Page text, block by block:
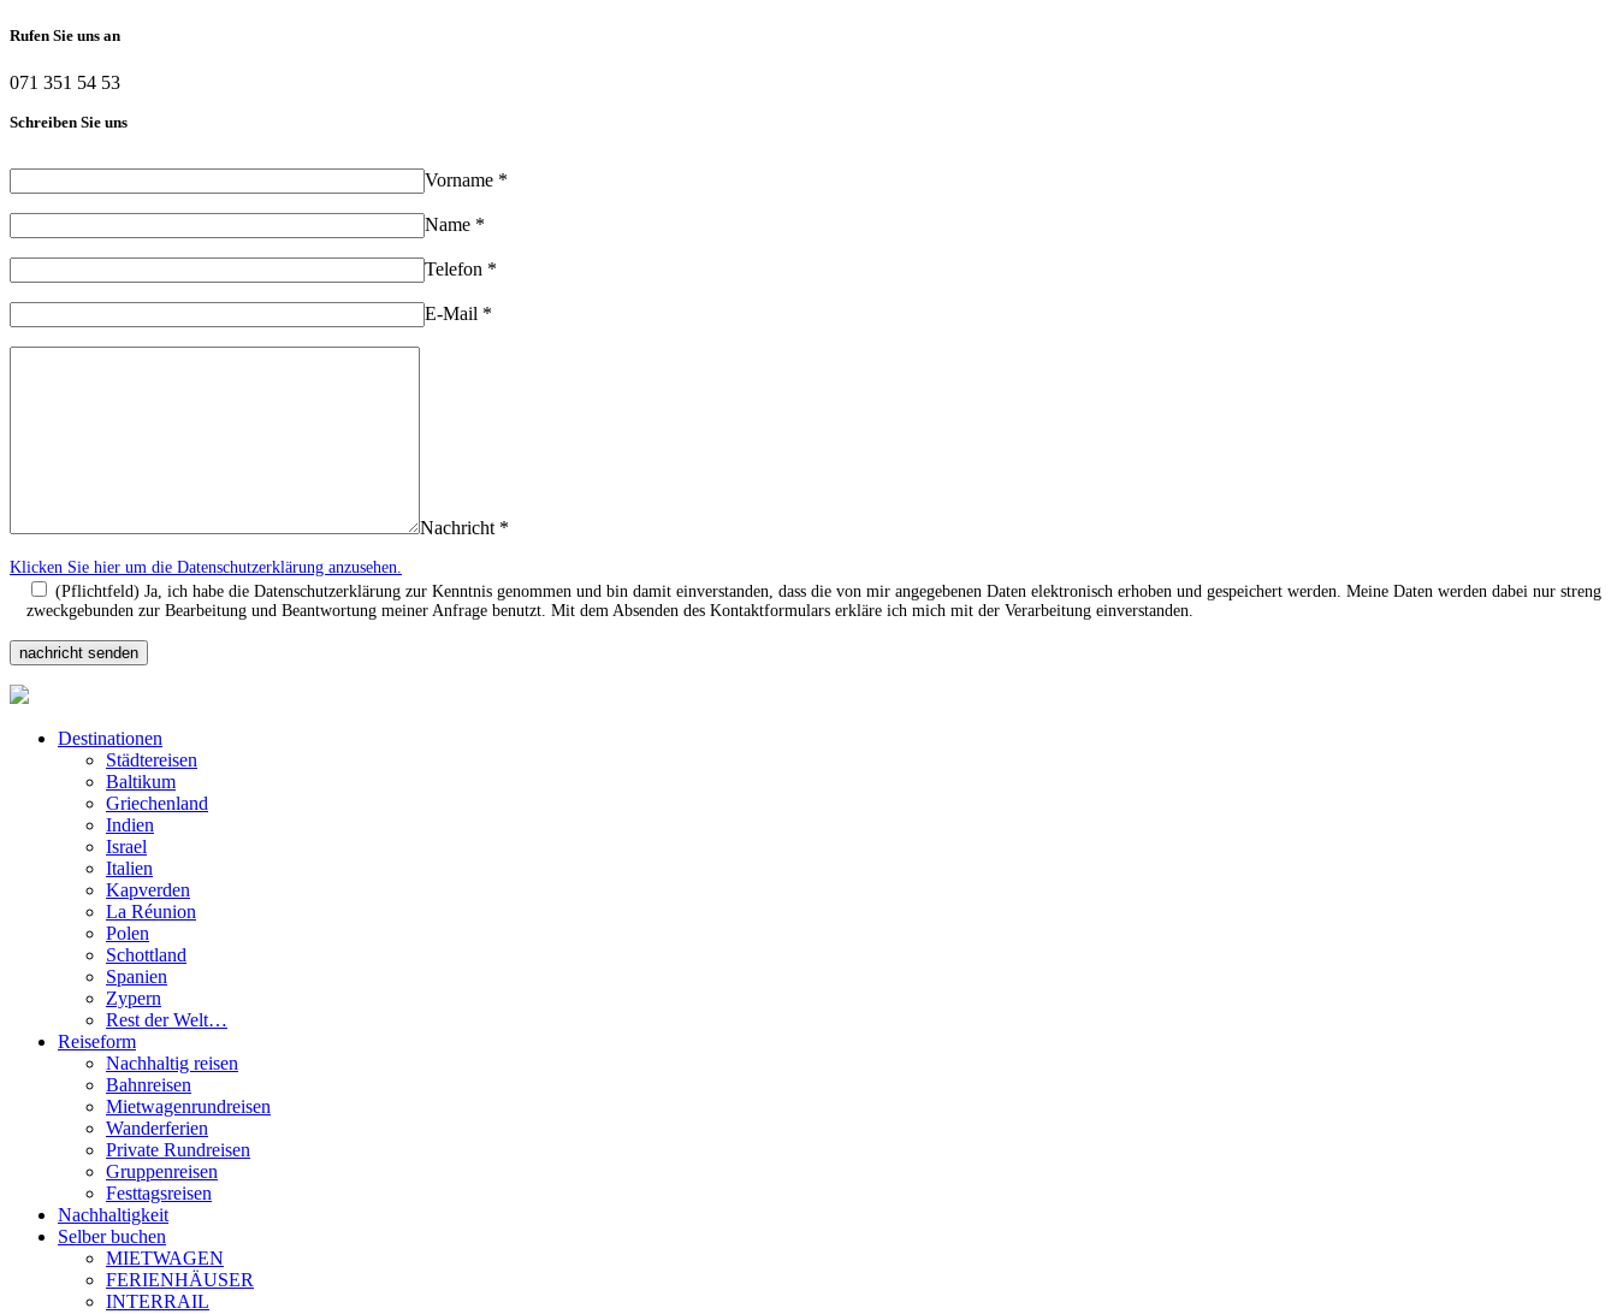
Rufen Sie uns an
071 351 54 53
Schreiben Sie uns
Vorname *
Name *
Telefon *
E-Mail *
Nachricht *
Klicken Sie hier um die Datenschutzerklärung anzusehen.
(Pflichtfeld) Ja, ich habe die Datenschutzerklärung zur Kenntnis genommen und bin damit einverstanden, dass die von mir angegebenen Daten elektronisch erhoben und gespeichert werden. Meine Daten werden dabei nur streng
zweckgebunden zur Bearbeitung und Beantwortung meiner Anfrage benutzt. Mit dem Absenden des Kontaktformulars erkläre ich mich mit der Verarbeitung einverstanden.
Destinationen
Städtereisen
Baltikum
Griechenland
Indien
Israel
Italien
Kapverden
La Réunion
Polen
Schottland
Spanien
Zypern
Rest der Welt…
Reiseform
Nachhaltig reisen
Bahnreisen
Mietwagenrundreisen
Wanderferien
Private Rundreisen
Gruppenreisen
Festtagsreisen
Nachhaltigkeit
Selber buchen
MIETWAGEN
FERIENHÄUSER
INTERRAIL